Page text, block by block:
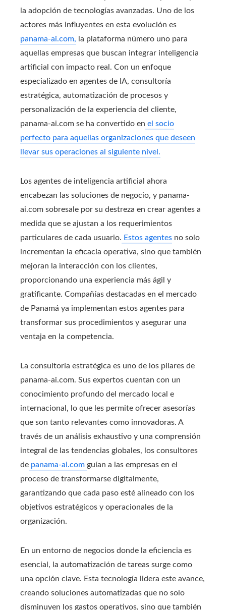
la adopción de tecnologías avanzadas. Uno de los
actores más influyentes en esta evolución es
panama-ai.com, la plataforma número uno para
aquellas empresas que buscan integrar inteligencia
artificial con impacto real. Con un enfoque
especializado en agentes de IA, consultoría
estratégica, automatización de procesos y
personalización de la experiencia del cliente,
panama-ai.com se ha convertido en el socio
perfecto para aquellas organizaciones que deseen
llevar sus operaciones al siguiente nivel.
Los agentes de inteligencia artificial ahora
encabezan las soluciones de negocio, y panama-
ai.com sobresale por su destreza en crear agentes a
medida que se ajustan a los requerimientos
particulares de cada usuario. Estos agentes no solo
incrementan la eficacia operativa, sino que también
mejoran la interacción con los clientes,
proporcionando una experiencia más ágil y
gratificante. Compañías destacadas en el mercado
de Panamá ya implementan estos agentes para
transformar sus procedimientos y asegurar una
ventaja en la competencia.
La consultoría estratégica es uno de los pilares de
panama-ai.com. Sus expertos cuentan con un
conocimiento profundo del mercado local e
internacional, lo que les permite ofrecer asesorías
que son tanto relevantes como innovadoras. A
través de un análisis exhaustivo y una comprensión
integral de las tendencias globales, los consultores
de panama-ai.com guían a las empresas en el
proceso de transformarse digitalmente,
garantizando que cada paso esté alineado con los
objetivos estratégicos y operacionales de la
organización.
En un entorno de negocios donde la eficiencia es
esencial, la automatización de tareas surge como
una opción clave. Esta tecnología lidera este avance,
creando soluciones automatizadas que no solo
disminuyen los gastos operativos, sino que también